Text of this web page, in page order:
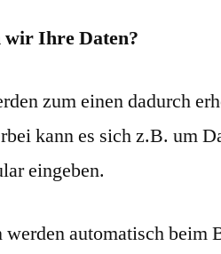
wir Ihre Daten?
zum einen dadurch
kann es sich z.B. um
eingeben.
automatisch beim